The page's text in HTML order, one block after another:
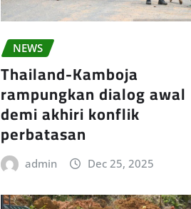
NEWS
Thailand-Kamboja
rampungkan dialog awal
demi akhiri konflik
perbatasan
admin Dec 25, 2025